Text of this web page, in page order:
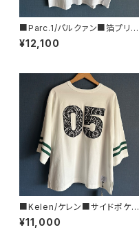
■Parc.1/パルクァン■箔プリン
トカットソー■108-076120
¥12,100
■Kelen/ケレン■サイドポケッ
ト・スウェットTEE■KLM26HC
S1203
¥11,000